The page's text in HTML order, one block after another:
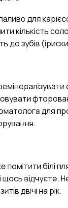
для
кількість
до зубів
для
білі
щось відчуєте.
двічі на рік.